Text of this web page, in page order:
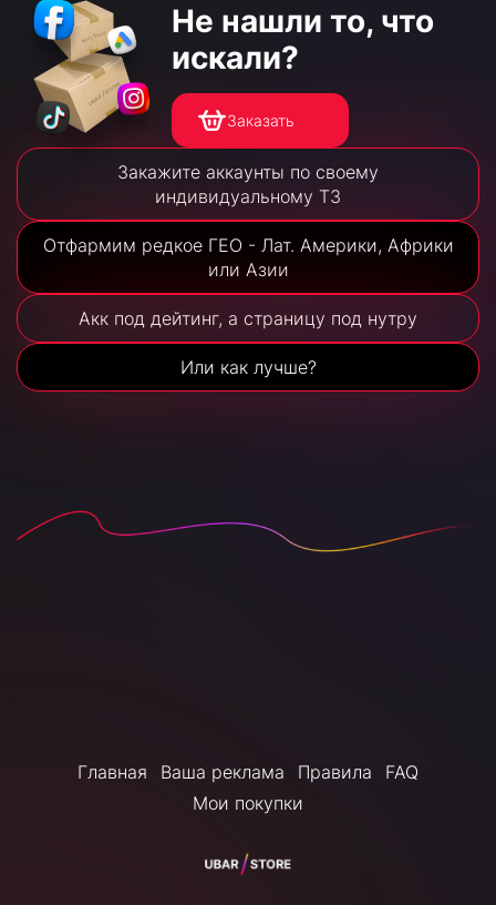
Не нашли то, что
искали?
Заказать
Закажите аккаунты по своему
индивидуальному ТЗ
Отфармим редкое ГЕО - Лат. Америки, Африки
или Азии
Акк под дейтинг, а страницу под нутру
Или как лучше?
Главная Ваша реклама Правила
FAQ
Мои покупки